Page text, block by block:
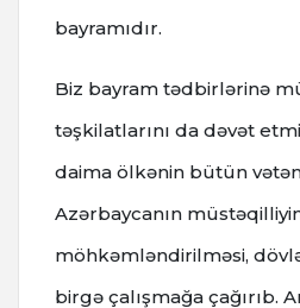
bayramıdır.
Biz bayram tədbirlərinə
təşkilatlarını da dəvət
daima ölkənin bütün
Azərbaycanın
möhkəmləndirilməsi,
birgə çalışmağa çağırıb.